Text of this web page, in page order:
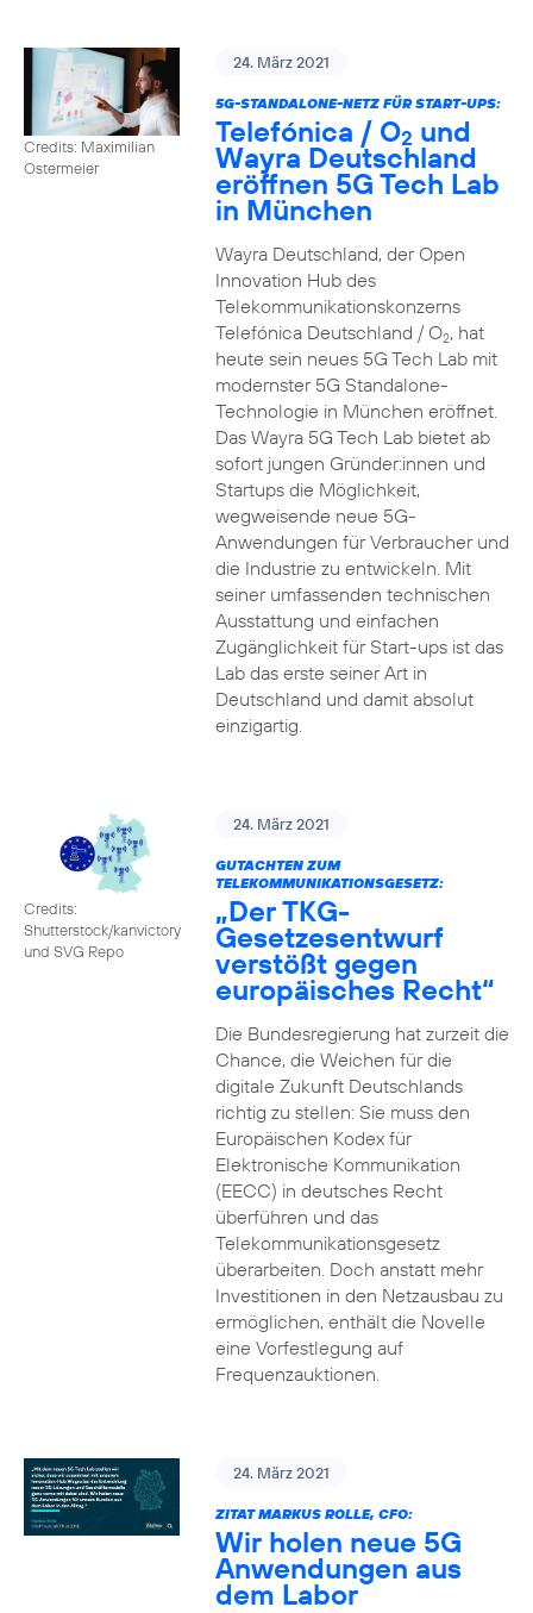
Credits: Maximilian
Ostermeier
24. März 2021
5G-STANDALONE-NETZ FÜR START-UPS:
Telefónica / O2 und
Wayra Deutschland
eröffnen 5G Tech Lab
in München
Wayra Deutschland, der Open
Innovation Hub des
Telekommunikationskonzerns
Telefónica Deutschland / O2, hat
heute sein neues 5G Tech Lab mit
modernster 5G Standalone-
Technologie in München eröffnet.
Das Wayra 5G Tech Lab bietet ab
sofort jungen Gründer:innen und
Startups die Möglichkeit,
wegweisende neue 5G-
Anwendungen für Verbraucher und
die Industrie zu entwickeln. Mit
seiner umfassenden technischen
Ausstattung und einfachen
Zugänglichkeit für Start-ups ist das
Lab das erste seiner Art in
Deutschland und damit absolut
einzigartig.
Credits:
Shutterstock/kanvictory
und SVG Repo
24. März 2021
GUTACHTEN ZUM
TELEKOMMUNIKATIONSGESETZ:
„Der TKG-
Gesetzesentwurf
verstößt gegen
europäisches Recht“
Die Bundesregierung hat zurzeit die
Chance, die Weichen für die
digitale Zukunft Deutschlands
richtig zu stellen: Sie muss den
Europäischen Kodex für
Elektronische Kommunikation
(EECC) in deutsches Recht
überführen und das
Telekommunikationsgesetz
überarbeiten. Doch anstatt mehr
Investitionen in den Netzausbau zu
ermöglichen, enthält die Novelle
eine Vorfestlegung auf
Frequenzauktionen.
24. März 2021
ZITAT MARKUS ROLLE, CFO:
Wir holen neue 5G
Anwendungen aus
dem Labor